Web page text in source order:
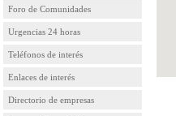
Foro de Comunidades
Urgencias 24 horas
Teléfonos de interés
Enlaces de interés
Directorio de empresas